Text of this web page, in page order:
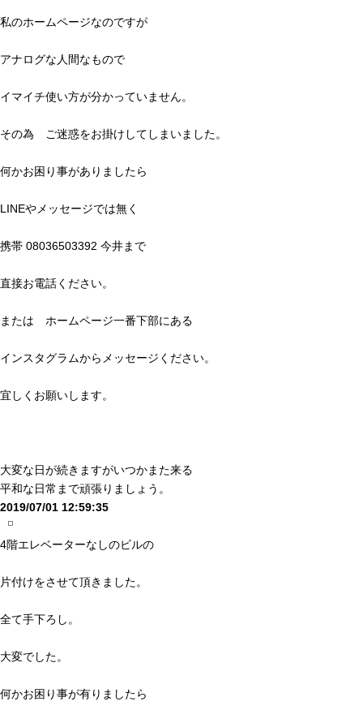
私のホームページなのですが
アナログな人間なもので
イマイチ使い方が分かっていません。
その為 ご迷惑をお掛けしてしまいました。
何かお困り事がありましたら
LINEやメッセージでは無く
携帯 08036503392 今井まで
直接お電話ください。
または ホームページ一番下部にある
インスタグラムからメッセージください。
宜しくお願いします。
大変な日が続きますがいつかまた来る
平和な日常まで頑張りましょう。
2019/07/01 12:59:35
4階エレベーターなしのビルの
片付けをさせて頂きました。
全て手下ろし。
大変でした。
何かお困り事が有りましたら